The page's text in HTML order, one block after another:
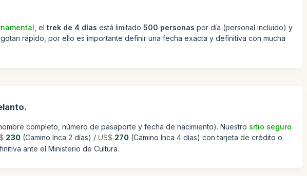
, el trek de 4 días está limitado 500 personas por día (personal incluido) y
rápido, por ello es importante definir una fecha exacta y definitiva con mucha
completo, número de pasaporte y fecha de nacimiento). Nuestro sitio seguro
230 (Camino Inca 2 días) / US$ 270 (Camino Inca 4 días) con tarjeta de crédito o
ante el Ministerio de Cultura.